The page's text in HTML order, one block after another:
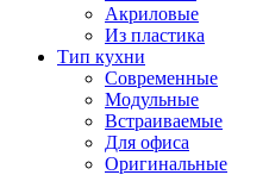
Акриловые
Из пластика
Тип кухни
Современные
Модульные
Встраиваемые
Для офиса
Оригинальные